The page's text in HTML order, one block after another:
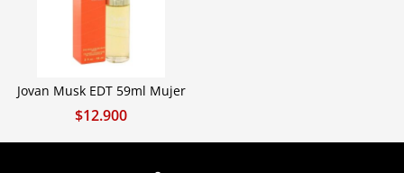
Jovan Musk EDT 59ml Mujer
$12.900